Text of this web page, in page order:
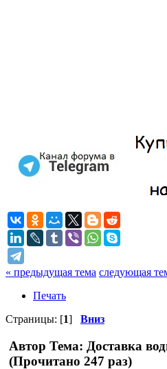
« предыдущая тема следующая
Печать
Страницы: [1] Вниз
Автор Тема: Доставка
(Прочитано 247 раз)